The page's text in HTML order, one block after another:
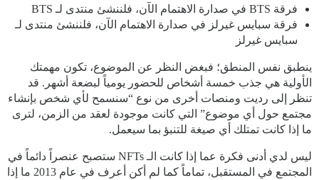
فرقة BTS في صدارة الاهتمام الآن، فلننشئ منتدى لـ BTS
فرقة سبايس غيرلز في صدارة الاهتمام الآن، فلننشئ منتدى لـ
سبايس غيرلز
ينطبق نفس المنطق؛ فبغض النظر عن الموضوع، تكون مهمتك
الأولية هي جذب خمسة أشخاص للحضور يومياً لبضعة أشهر. قد
تنظر إلى رديت ومنصات أخرى من نوع “سنسمح لأي شخص بإنشاء
مجتمع حول أي موضوع” التي كانت موجودة لعقد من الزمن، لترى
ما إذا كانت تمتلك أي صيغة للتنبؤ بما سيعمل.
ليس لدي أدنى فكرة عما إذا كانت الـ NFTs ستصبح عنصراً دائماً في
المجتمع في المستقبل، تماماً كما لم أكن أعرف في عام 2013 ما إذا